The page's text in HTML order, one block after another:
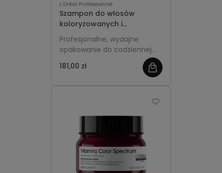
L'Oréal Professionnel
Szampon do włosów
koloryzowanych i
rozjaśnianych 1500ml -
L'Oréal Professionnel
Vitamino Color
Profesjonalne, wydajne
opakowanie do codziennej
farbowanych i rozjaśnianych.
181,00 zł